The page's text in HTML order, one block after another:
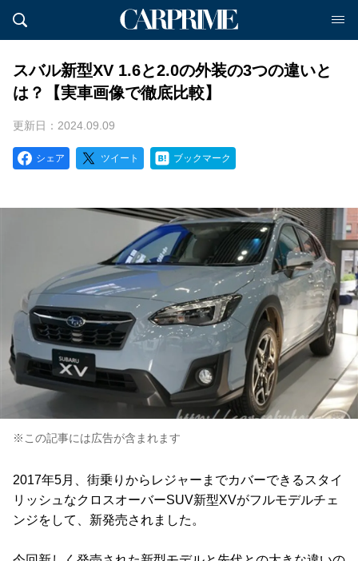
スバル新型XV 1.6と2.0の外装の3つの違いと
は？【実車画像で徹底比較】
更新日：2024.09.09
シェア ツイート ブックマーク
※この記事には広告が含まれます
2017年5月、街乗りからレジャーまでカバーできるスタイ
リッシュなクロスオーバーSUV新型XVがフルモデルチェ
ンジをして、新発売されました。